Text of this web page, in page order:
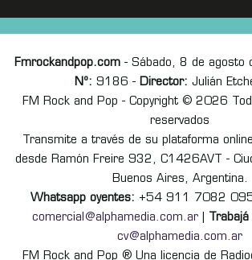
Fmrockandpop.com- Sábado, 8 de agosto
Nº: 9186 - Director: Julián
FM Rock and Pop - Copyright © 2026
reservados
Transmite a través de su plataforma
desde Ramón Freire 932, C1426AVT -
Buenos Aires, Argentina.
Whatsapp oyentes: +54 911 7082
comercial@alphamedia.com.ar
cv@alphamedia.com.ar
FM Rock and Pop ® Una licencia de